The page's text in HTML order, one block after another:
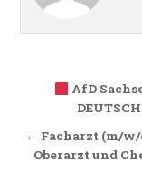
AfD
← Facharzt (m/
Oberarzt und